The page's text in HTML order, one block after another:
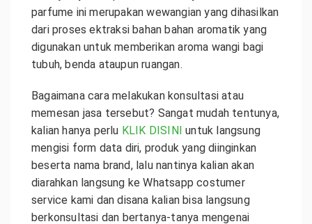
parfume ini merupakan wewangian yang dihasilkan
dari proses ektraksi bahan bahan aromatik yang
digunakan untuk memberikan aroma wangi bagi
tubuh, benda ataupun ruangan.
Bagaimana cara melakukan konsultasi atau
memesan jasa tersebut? Sangat mudah tentunya,
kalian hanya perlu KLIK DISINI untuk langsung
mengisi form data diri, produk yang diinginkan
beserta nama brand, lalu nantinya kalian akan
diarahkan langsung ke Whatsapp costumer
service kami dan disana kalian bisa langsung
berkonsultasi dan bertanya-tanya mengenai